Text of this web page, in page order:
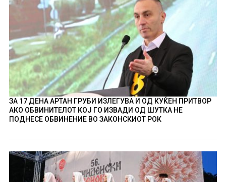
ЗА 17 ДЕНА АРТАН ГРУБИ ИЗЛЕГУВА И ОД КУЌЕН ПРИТВОР
АКО ОБВИНИТЕЛОТ КОЈ ГО ИЗВАДИ ОД ШУТКА НЕ
ПОДНЕСЕ ОБВИНЕНИЕ ВО ЗАКОНСКИОТ РОК